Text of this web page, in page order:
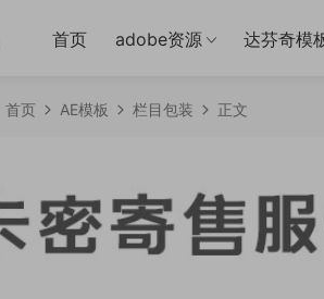
首页 adobe资源 达芬奇模
首页 AE模板 栏目包装 正文